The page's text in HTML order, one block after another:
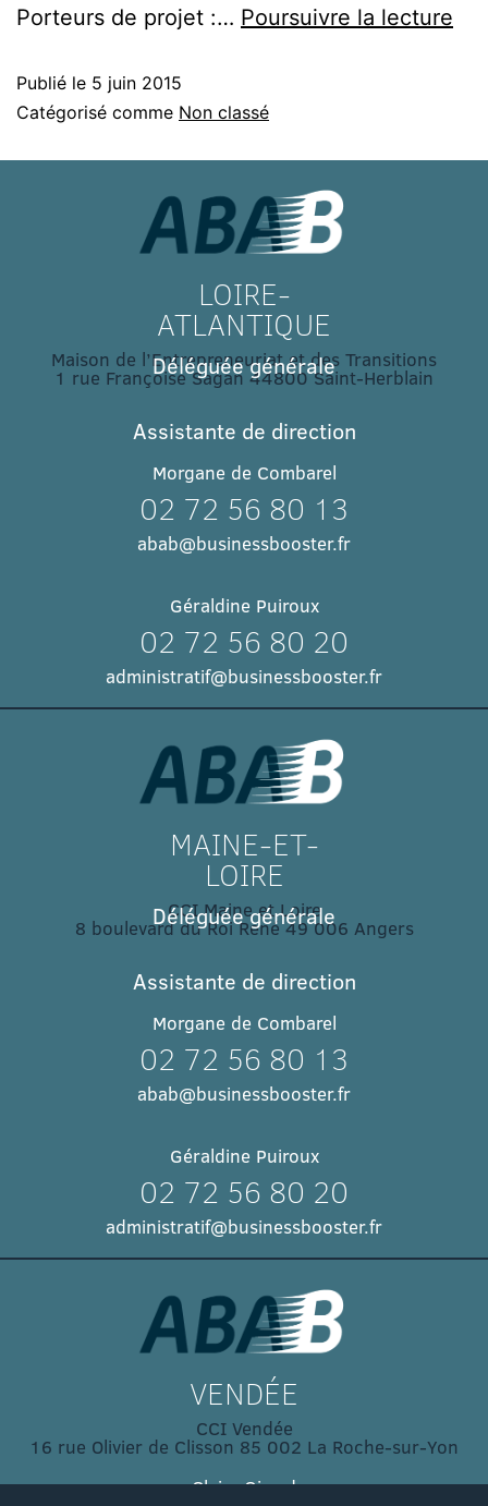
Porteurs de projet :… Poursuivre la lecture
Publié le 5 juin 2015
Catégorisé comme Non classé
LOIRE-
ATLANTIQUE
Maison de l’Entrepreneuriat et des Transitions
1 rue Françoise Sagan 44800 Saint-Herblain
Déléguée générale
Assistante de direction
Morgane de Combarel
02 72 56 80 13
abab@businessbooster.fr
Géraldine Puiroux
02 72 56 80 20
administratif@businessbooster.fr
MAINE-ET-
LOIRE
CCI Maine et Loire
8 boulevard du Roi René 49 006 Angers​
Déléguée générale
Assistante de direction
Morgane de Combarel
02 72 56 80 13
abab@businessbooster.fr
Géraldine Puiroux
02 72 56 80 20
administratif@businessbooster.fr
VENDÉE
CCI Vendée
16 rue Olivier de Clisson 85 002 La Roche-sur-Yon
Claire Girard